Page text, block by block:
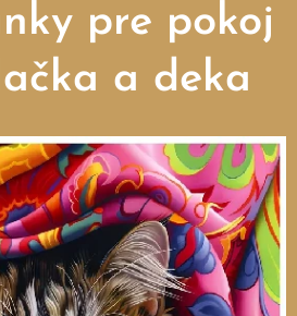
pre pokoj
a deka